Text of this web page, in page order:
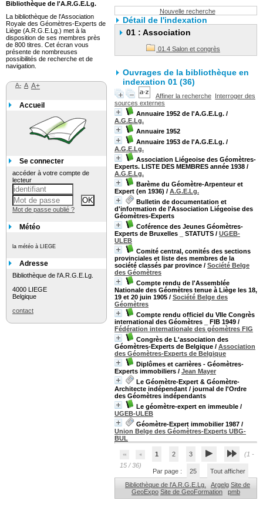
Nouvelle recherche
Détail de l'indexation
01 : Association
01.4 Salon et congrès
Ouvrages de la bibliothèque en
indexation 01 (36)
Affiner la recherche Interroger des
sources externes
Annuaire 1952 de l'A.G.E.Lg. /
A.G.E.Lg.
Annuaire 1952
Annuaire 1953 de l'A.G.E.Lg. /
A.G.E.Lg.
Association Liégeoise des Géomètres-
Experts. LISTE DES MEMBRES année 1938 /
A.G.E.Lg.
Barème du Géomètre-Arpenteur et
Expert (en 1936) / A.G.E.Lg.
Bulletin de documentation et
d'information de l'Association Liégeoise des
Géomètres-Experts
Coférence des Jeunes Géomètres-
Experts de Bruxelles _ STATUTS / UGEB-
ULEB
Comité central, comités des sections
provinciales et liste des membres de la
société classés par province / Société Belge
des Géomètres
Compte rendu de l'Assemblée
Nationale des Géomètres tenue à Liège les 18,
19 et 20 juin 1905 / Société Belge des
Géomètres
Compte rendu officiel du VIIe Congrès
international des Géomètres _ FIB 1949 /
Fédération internationale des géomètres FIG
Congrès de L'association des
Géomètres-Experts de Belgique / Association
des Géomètres-Experts de Belgique
Diplômes et carrières - Géomètres-
Experts immobiliers / Jean Mayer
Le Géomètre-Expert & Géomètre-
Architecte indépendant / journal de l'Ordre
des Géomètres indépendants
Le géomètre-expert en immeuble /
UGEB-ULEB
Géomètre-Expert immobilier 1987 /
Union Belge des Géomètres-Experts UBG-
BUL
1 2 3
(1 -
15 / 36)
Par page :
25
Tout afficher
Bibliothèque de l'A.R.G.E.Lg.
Argelg Site de
GeoExpo Site de GeoFormation pmb
Bibliothèque de l'A.R.G.E.Lg.
La bibliothèque de l'Association
Royale des Géomètres-Experts de
Liège (A.R.G.E.Lg.) met à la
disposition de ses membres près
de 800 titres. Cet écran vous
présente de nombreuses
possibilités de recherche et de
navigation.
A- A A+
Accueil
Se connecter
accéder à votre compte de
lecteur
Mot de passe oublié ?
Météo
la météo à LIEGE
Adresse
Bibliothèque de l'A.R.G.E.Lg.
4000 LIEGE
Belgique
contact